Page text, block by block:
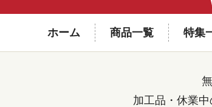
ホーム 商品一覧 特集
加工品・休業